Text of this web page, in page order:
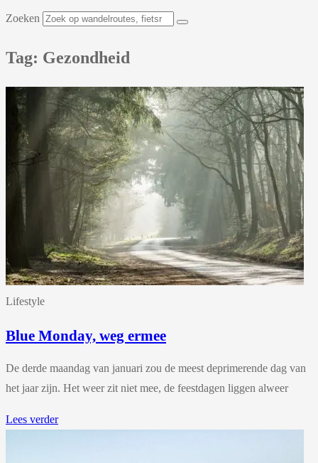
Zoeken
Tag: Gezondheid
Lifestyle
Blue Monday, weg ermee
De derde maandag van januari zou de meest deprimerende dag van
het jaar zijn. Het weer zit niet mee, de feestdagen liggen alweer
Lees verder